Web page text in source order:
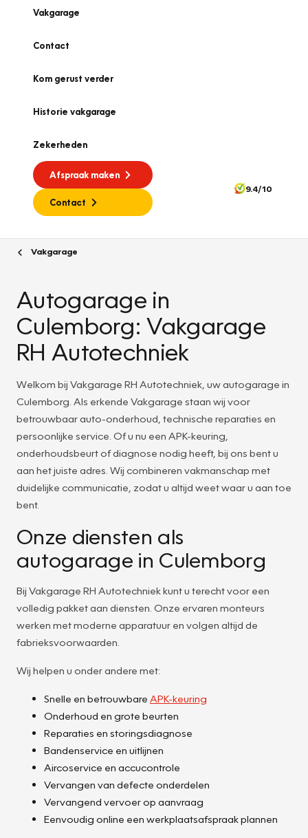
Vakgarage
Contact
Kom gerust verder
Historie vakgarage
Zekerheden
Afspraak maken
Contact
9.4/10
Vakgarage
Autogarage in
Culemborg: Vakgarage
RH Autotechniek
Welkom bij Vakgarage RH Autotechniek, uw autogarage in
Culemborg. Als erkende Vakgarage staan wij voor
betrouwbaar auto-onderhoud, technische reparaties en
persoonlijke service. Of u nu een APK-keuring,
onderhoudsbeurt of diagnose nodig heeft, bij ons bent u
aan het juiste adres. Wij combineren vakmanschap met
duidelijke communicatie, zodat u altijd weet waar u aan toe
bent.
Onze diensten als
autogarage in Culemborg
Bij Vakgarage RH Autotechniek kunt u terecht voor een
volledig pakket aan diensten. Onze ervaren monteurs
werken met moderne apparatuur en volgen altijd de
fabrieksvoorwaarden.
Wij helpen u onder andere met:
Snelle en betrouwbare APK-keuring
Onderhoud en grote beurten
Reparaties en storingsdiagnose
Bandenservice en uitlijnen
Aircoservice en accucontrole
Vervangen van defecte onderdelen
Vervangend vervoer op aanvraag
Eenvoudig online een werkplaatsafspraak plannen